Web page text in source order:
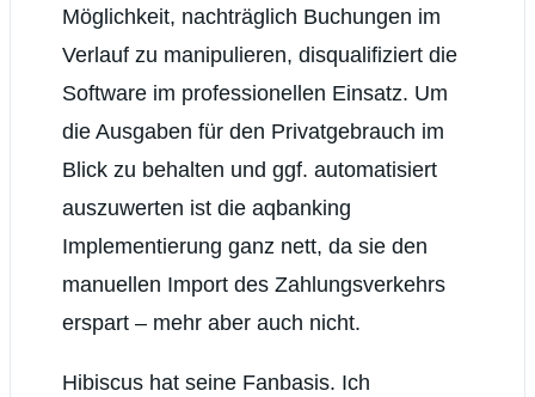
Möglichkeit, nachträglich Buchungen im
Verlauf zu manipulieren, disqualifiziert die
Software im professionellen Einsatz. Um
die Ausgaben für den Privatgebrauch im
Blick zu behalten und ggf. automatisiert
auszuwerten ist die aqbanking
Implementierung ganz nett, da sie den
manuellen Import des Zahlungsverkehrs
erspart – mehr aber auch nicht.
Hibiscus hat seine Fanbasis. Ich